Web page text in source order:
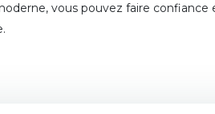
vous pouvez faire confiance